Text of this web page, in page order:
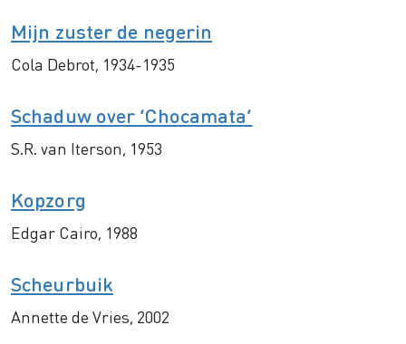
Mijn zuster de negerin
Cola Debrot, 1934-1935
Schaduw over ‘Chocamata’
S.R. van Iterson, 1953
Kopzorg
Edgar Cairo, 1988
Scheurbuik
Annette de Vries, 2002